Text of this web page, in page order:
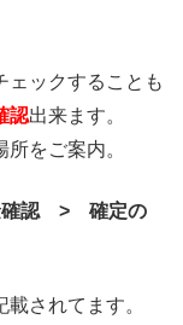
ェックすることも
認出来ます。
をご案内。
確認 > 確定の
されてます。